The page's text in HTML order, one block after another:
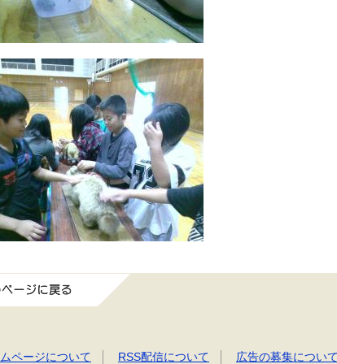
ページについて RSS配信について 広告の募集について